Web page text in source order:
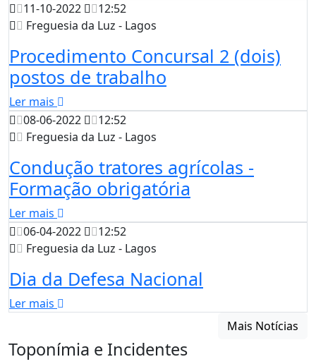
11-10-2022
12:52
Freguesia da Luz - Lagos
Procedimento Concursal 2 (dois)
postos de trabalho
Ler mais
08-06-2022
12:52
Freguesia da Luz - Lagos
Condução tratores agrícolas -
Formação obrigatória
Ler mais
06-04-2022
12:52
Freguesia da Luz - Lagos
Dia da Defesa Nacional
Ler mais
Mais Notícias
Toponímia e Incidentes